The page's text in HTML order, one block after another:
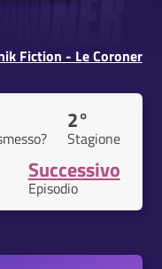
Fiction - Le Coroner
2°
Stagione
Successivo
Episodio